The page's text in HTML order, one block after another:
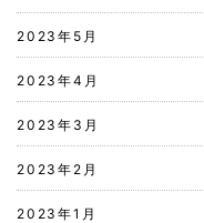
2023年5月
2023年4月
2023年3月
2023年2月
2023年1月